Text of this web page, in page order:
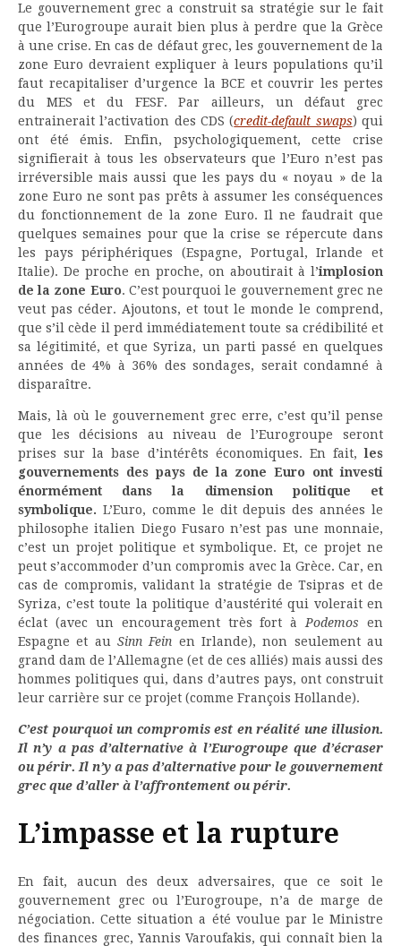
Le gouvernement grec a construit sa stratégie sur le fait
que l’Eurogroupe aurait bien plus à perdre que la Grèce
à une crise. En cas de défaut grec, les gouvernement de la
zone Euro devraient expliquer à leurs populations qu’il
faut recapitaliser d’urgence la BCE et couvrir les pertes
du MES et du FESF. Par ailleurs, un défaut grec
entrainerait l’activation des CDS (credit-default swaps) qui
ont été émis. Enfin, psychologiquement, cette crise
signifierait à tous les observateurs que l’Euro n’est pas
irréversible mais aussi que les pays du « noyau » de la
zone Euro ne sont pas prêts à assumer les conséquences
du fonctionnement de la zone Euro. Il ne faudrait que
quelques semaines pour que la crise se répercute dans
les pays périphériques (Espagne, Portugal, Irlande et
Italie). De proche en proche, on aboutirait à l’implosion
de la zone Euro. C’est pourquoi le gouvernement grec ne
veut pas céder. Ajoutons, et tout le monde le comprend,
que s’il cède il perd immédiatement toute sa crédibilité et
sa légitimité, et que Syriza, un parti passé en quelques
années de 4% à 36% des sondages, serait condamné à
disparaître.
Mais, là où le gouvernement grec erre, c’est qu’il pense
que les décisions au niveau de l’Eurogroupe seront
prises sur la base d’intérêts économiques. En fait,les
gouvernements des pays de la zone Euro ont investi
énormément dans la dimension politique et
symbolique. L’Euro, comme le dit depuis des années le
philosophe italien Diego Fusaro n’est pas une monnaie,
c’est un projet politique et symbolique. Et, ce projet ne
peut s’accommoder d’un compromis avec la Grèce. Car, en
cas de compromis, validant la stratégie de Tsipras et de
Syriza, c’est toute la politique d’austérité qui volerait en
éclat (avec un encouragement très fort àPodemos en
Espagne et au Sinn Fein en Irlande), non seulement au
grand dam de l’Allemagne (et de ces alliés) mais aussi des
hommes politiques qui, dans d’autres pays, ont construit
leur carrière sur ce projet (comme François Hollande).
C’est pourquoi un compromis est en réalité une illusion.
Il n’y a pas d’alternative à l’Eurogroupe que d’écraser
ou périr. Il n’y a pas d’alternative pour le gouvernement
grec que d’aller à l’affrontement ou périr.
L’impasse et la rupture
En fait, aucun des deux adversaires, que ce soit le
gouvernement grec ou l’Eurogroupe, n’a de marge de
négociation. Cette situation a été voulue par le Ministre
des finances grec, Yannis Varoufakis, qui connaît bien la